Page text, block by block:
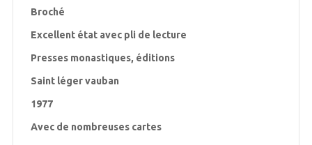
Broché
Excellent état avec pli de lecture
Presses monastiques, éditions
Saint léger vauban
1977
Avec de nombreuses cartes